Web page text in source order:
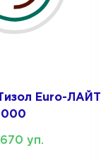
Euro-ЛАЙТ
уп.
панели
Izolife